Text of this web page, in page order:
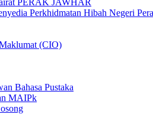
PERAK JAWHAR
Perkhidmatan Hibah Negeri
(CIO)
Bahasa Pustaka
MAIPk